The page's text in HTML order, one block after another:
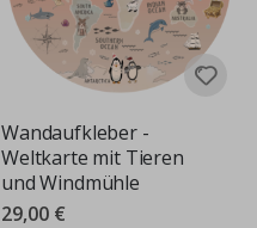
Wandaufkleber -
Weltkarte mit Tieren
und Windmühle
29,00 €